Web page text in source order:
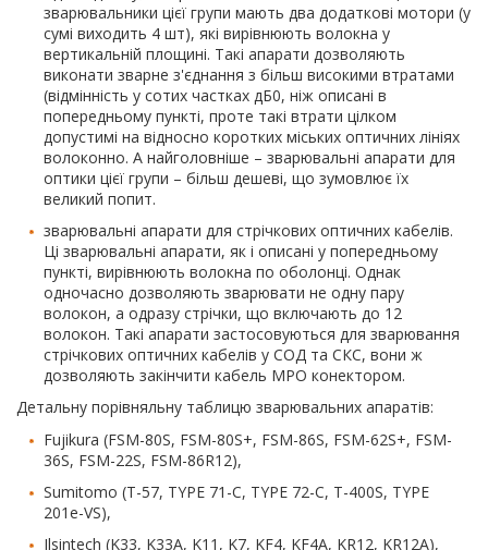
зварювальники цієї групи мають два додаткові мотори (у
сумі виходить 4 шт), які вирівнюють волокна у
вертикальній площині. Такі апарати дозволяють
виконати зварне з'єднання з більш високими втратами
(відмінність у сотих частках дБ0, ніж описані в
попередньому пункті, проте такі втрати цілком
допустимі на відносно коротких міських оптичних лініях
волоконно. А найголовніше – зварювальні апарати для
оптики цієї групи – більш дешеві, що зумовлює їх
великий попит.
зварювальні апарати для стрічкових оптичних кабелів.
Ці зварювальні апарати, як і описані у попередньому
пункті, вирівнюють волокна по оболонці. Однак
одночасно дозволяють зварювати не одну пару
волокон, а одразу стрічки, що включають до 12
волокон. Такі апарати застосовуються для зварювання
стрічкових оптичних кабелів у СОД та СКС, вони ж
дозволяють закінчити кабель MPO конектором.
Детальну порівняльну таблицю зварювальних апаратів:
Fujikura (FSM-80S, FSM-80S+, FSM-86S, FSM-62S+, FSM-
36S, FSM-22S, FSM-86R12),
Sumitomo (T-57, TYPE 71-C, TYPE 72-C, T-400S, TYPE
201e-VS),
Ilsintech (K33, K33A, K11, K7, KF4, KF4A, KR12, KR12A),